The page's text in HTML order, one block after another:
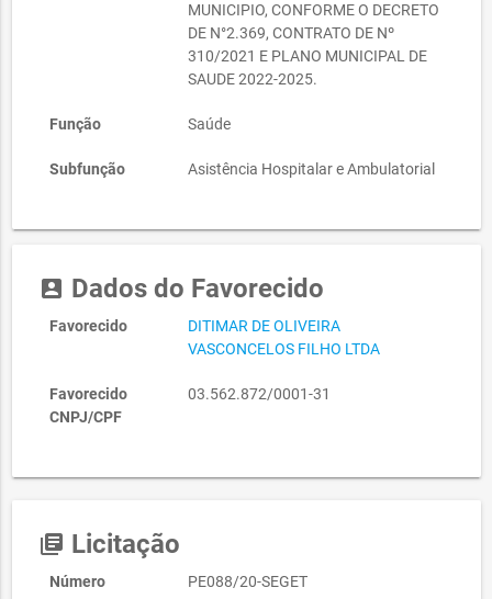
MUNICIPIO, CONFORME O DECRETO
DE N°2.369, CONTRATO DE Nº
310/2021 E PLANO MUNICIPAL DE
SAUDE 2022-2025.
Função Saúde
Subfunção Asistência Hospitalar e Ambulatorial
account_box Dados do Favorecido
Favorecido
DITIMAR DE OLIVEIRA
VASCONCELOS FILHO LTDA
Favorecido
CNPJ/CPF
03.562.872/0001-31
library_books Licitação
Número PE088/20-SEGET